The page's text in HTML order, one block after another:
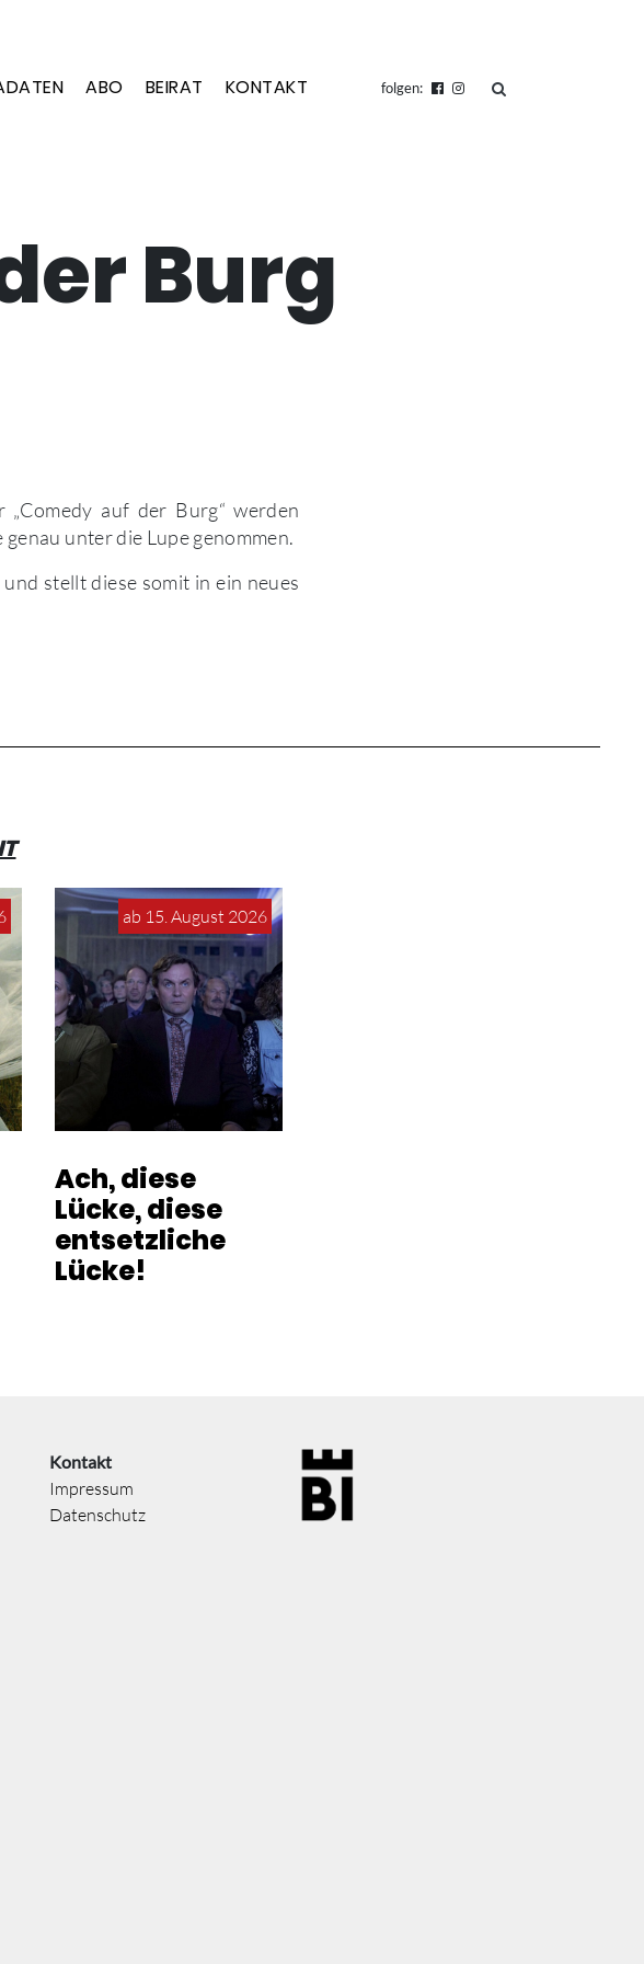
ABO BEIRAT KONTAKT folgen: suchen
Burg
auf der Burg“ werden
unter die Lupe genommen.
stellt diese somit in ein neues
ab 15. August 2026
Ach, diese
Lücke, diese
entsetzliche
Lücke!
Kontakt
Impressum
Datenschutz